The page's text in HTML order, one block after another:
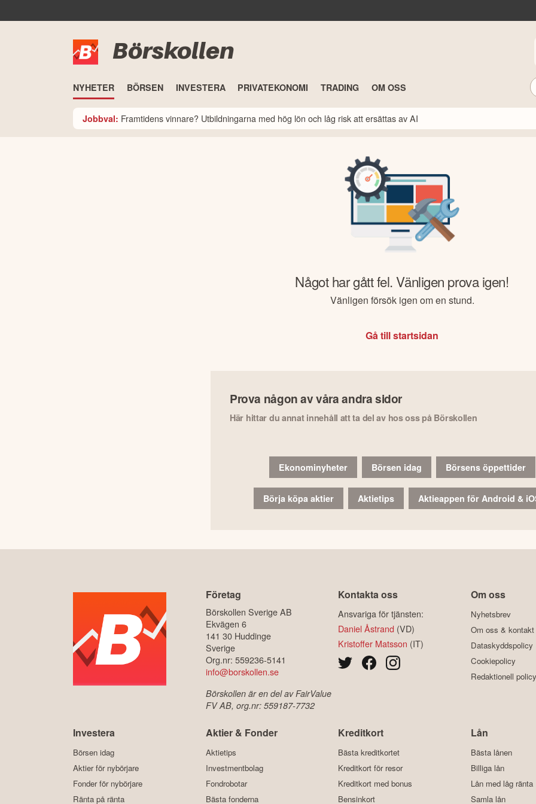
Börskollen
NYHETER BÖRSEN INVESTERA PRIVATEKONOMI TRADING OM OSS
Jobbval: Framtidens vinnare? Utbildningarna med hög lön och låg risk att ersättas av AI
Något har gått fel. Vänligen prova igen!
Vänligen försök igen om en stund.
Gå till startsidan
Prova någon av våra andra sidor
Här hittar du annat innehåll att ta del av hos oss på Börskollen
Ekonominyheter Börsen idag Börsens öppettider
Börja köpa aktier Aktietips Aktieappen för Android &
Företag
Börskollen Sverige AB
Ekvägen 6
141 30 Huddinge
Sverige
Org.nr: 559236-5141
info@borskollen.se
Börskollen är en del av FairValue
FV AB, org.nr: 559187-7732
Kontakta oss
Ansvariga för tjänsten:
Daniel Åstrand (VD)
Kristoffer Matsson (IT)
Om oss
Nyhetsbrev
Om oss & kontakt
Dataskyddspolicy
Cookiepolicy
Redaktionell policy
Investera
Börsen idag
Aktier för nybörjare
Fonder för nybörjare
Ränta på ränta
Aktier & Fonder
Aktietips
Investmentbolag
Fondrobotar
Bästa fonderna
Kreditkort
Bästa kreditkortet
Kreditkort för resor
Kreditkort med bonus
Bensinkort
Lån
Bästa lånen
Billiga lån
Lån med låg ränta
Samla lån